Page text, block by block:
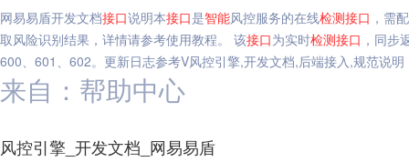
网易易盾开发文档接口说明本接口是智能风控服务的在线检测接口 ，需
取风险识别结果，详情请参考使用教程。 该接口为实时检测接口 ，同步
600、601、602。更新日志参考V风控引擎,开发文档,后端接入,规范说明
来自：帮助中心
风控引擎_开发文档_网易易盾